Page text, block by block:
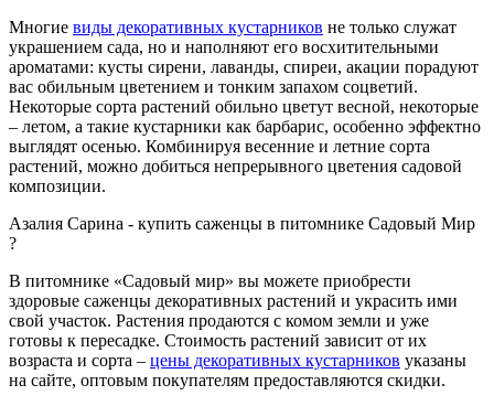
Многие виды декоративных кустарников не только служат
украшением сада, но и наполняют его восхитительными
ароматами: кусты сирени, лаванды, спиреи, акации порадуют
вас обильным цветением и тонким запахом соцветий.
Некоторые сорта растений обильно цветут весной, некоторые
– летом, а такие кустарники как барбарис, особенно эффектно
выглядят осенью. Комбинируя весенние и летние сорта
растений, можно добиться непрерывного цветения садовой
композиции.
Азалия Сарина - купить саженцы в питомнике Садовый Мир
?
В питомнике «Садовый мир» вы можете приобрести
здоровые саженцы декоративных растений и украсить ими
свой участок. Растения продаются с комом земли и уже
готовы к пересадке. Стоимость растений зависит от их
возраста и сорта – цены декоративных кустарников указаны
на сайте, оптовым покупателям предоставляются скидки.